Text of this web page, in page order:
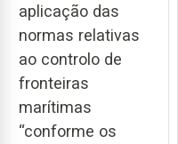
aplicação das
normas relativas
ao controlo de
fronteiras
marítimas
“conforme os